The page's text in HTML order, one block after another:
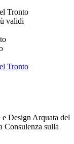
Tronto
validi
Tronto
Design Arquata del
Consulenza sulla